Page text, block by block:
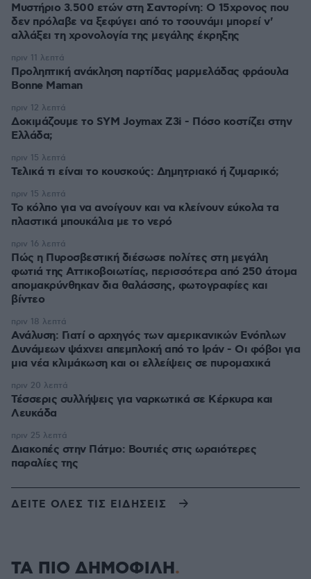
Μυστήριο 3.500 ετών στη Σαντορίνη: Ο 15χρονος που
δεν πρόλαβε να ξεφύγει από το τσουνάμι μπορεί ν'
αλλάξει τη χρονολογία της μεγάλης έκρηξης
Προληπτική ανάκληση παρτίδας μαρμελάδας φράουλα
Bonne Maman
πριν 11 λεπτά
Δοκιμάζουμε το SYM Joymax Z3i - Πόσο κοστίζει στην
Ελλάδα;
πριν 12 λεπτά
Τελικά τι είναι το κουσκούς: Δημητριακό ή ζυμαρικό;
πριν 15 λεπτά
Το κόλπο για να ανοίγουν και να κλείνουν εύκολα τα
πλαστικά μπουκάλια με το νερό
πριν 15 λεπτά
Πώς η Πυροσβεστική διέσωσε πολίτες στη μεγάλη
φωτιά της Αττικοβοιωτίας, περισσότερα από 250 άτομα
απομακρύνθηκαν δια θαλάσσης, φωτογραφίες και
βίντεο
πριν 16 λεπτά
Ανάλυση: Γιατί ο αρχηγός των αμερικανικών Ενόπλων
Δυνάμεων ψάχνει απεμπλοκή από το Ιράν - Οι φόβοι για
μια νέα κλιμάκωση και οι ελλείψεις σε πυρομαχικά
πριν 18 λεπτά
Τέσσερις συλλήψεις για ναρκωτικά σε Κέρκυρα και
Λευκάδα
πριν 20 λεπτά
Διακοπές στην Πάτμο: Βουτιές στις ωραιότερες
παραλίες της
πριν 25 λεπτά
ΔΕΙΤΕ ΟΛΕΣ ΤΙΣ ΕΙΔΗΣΕΙΣ
ΤΑ ΠΙΟ ΔΗΜΟΦΙΛΗ